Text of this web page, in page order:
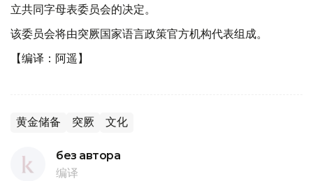
立共同字母表委员会的决定。
该委员会将由突厥国家语言政策官方机构代表组成。
【编译：阿遥】
黄金储备 突厥 文化
без автора
编译